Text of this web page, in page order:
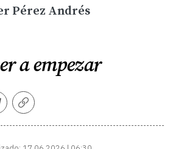
Pérez Andrés
a empezar
Copiar